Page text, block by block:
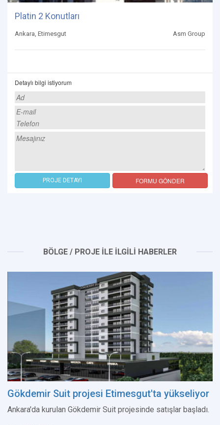
Platin 2 Konutları
Ankara, Etimesgut Asm Group
Detaylı bilgi istiyorum
PROJE DETAYI FORMU GÖNDER
BÖLGE / PROJE İLE İLGİLİ HABERLER
Gökdemir Suit projesi Etimesgut'ta yükseliyor
Ankara'da kurulan Gökdemir Suit projesinde satışlar başladı.